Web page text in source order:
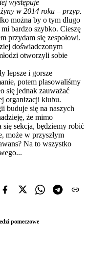
występuje
w 2014 roku – przyp.
można by o tym długo
bardzo szybko. Cieszę
przydam się zespołowi.
doświadczonym
otworzyli sobie
lepsze i gorsze
potem plasowaliśmy
się jednak zauważać
organizacji klubu.
buduje się na naszych
że mimo
sekcja, będziemy robić
może w przyszłym
Na to wszystko
pomeczowe